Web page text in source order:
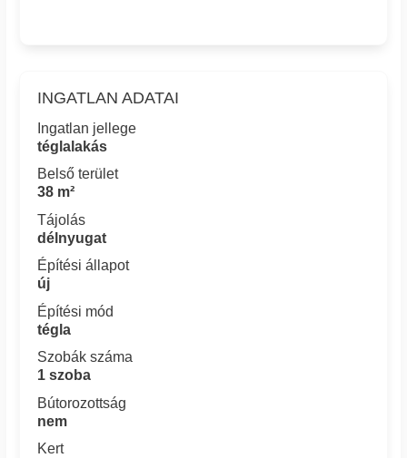
INGATLAN ADATAI
Ingatlan jellege
téglalakás
Belső terület
38 m²
Tájolás
délnyugat
Építési állapot
új
Építési mód
tégla
Szobák száma
1 szoba
Bútorozottság
nem
Kert